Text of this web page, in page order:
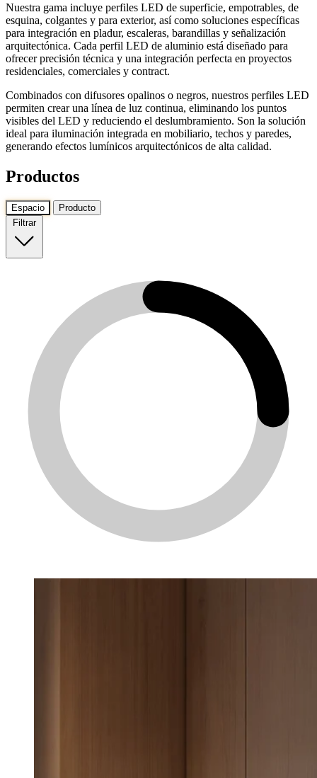
Nuestra gama incluye perfiles LED de superficie, empotrables, de
esquina, colgantes y para exterior, así como soluciones específicas
para integración en pladur, escaleras, barandillas y señalización
arquitectónica. Cada perfil LED de aluminio está diseñado para
ofrecer precisión técnica y una integración perfecta en proyectos
residenciales, comerciales y contract.
Combinados con difusores opalinos o negros, nuestros perfiles LED
permiten crear una línea de luz continua, eliminando los puntos
visibles del LED y reduciendo el deslumbramiento. Son la solución
ideal para iluminación integrada en mobiliario, techos y paredes,
generando efectos lumínicos arquitectónicos de alta calidad.
Productos
Espacio
Producto
Filtrar